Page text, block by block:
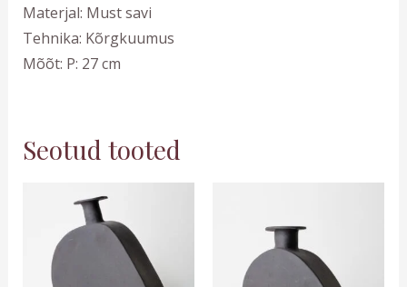
Materjal: Must savi
Tehnika: Kõrgkuumus
Mõõt: P: 27 cm
Seotud tooted